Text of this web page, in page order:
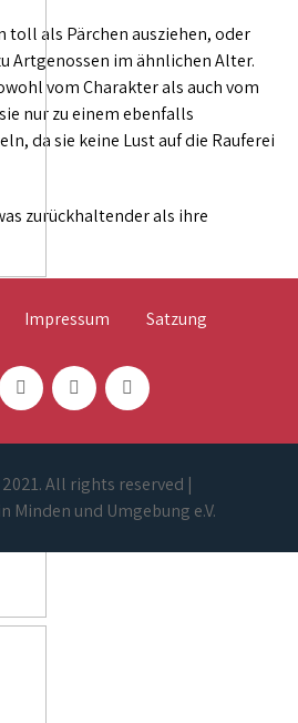
toll als Pärchen ausziehen, oder
Artgenossen im ähnlichen Alter.
vom Charakter als auch vom
nur zu einem ebenfalls
da sie keine Lust auf die Rauferei
zurückhaltender als ihre
Impressum Satzung
All rights reserved |
Minden und Umgebung e.V.